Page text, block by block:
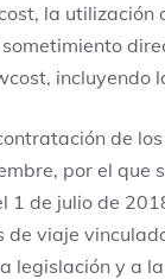
la
incluyendo
de
por el que
de julio de
viaje
legislación y a